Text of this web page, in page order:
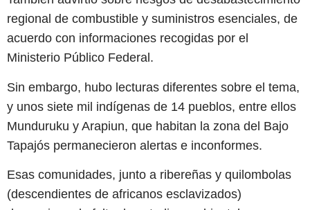
regional de combustible y suministros esenciales, de
acuerdo con informaciones recogidas por el
Ministerio Público Federal.
Sin embargo, hubo lecturas diferentes sobre el tema,
y unos siete mil indígenas de 14 pueblos, entre ellos
Munduruku y Arapiun, que habitan la zona del Bajo
Tapajós permanecieron alertas e inconformes.
Esas comunidades, junto a ribereñas y quilombolas
(descendientes de africanos esclavizados)